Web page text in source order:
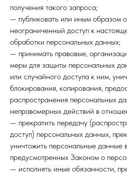
получения такого запроса;
— публиковать или иным образом
неограниченный доступ к
обработки персональных данных;
— принимать правовые,
меры для защиты персональных
или случайного доступа к ним,
блокирования, копирования,
распространения персональных
неправомерных действий в
— прекратить передачу
доступ) персональных данных,
уничтожить персональные данные
предусмотренных Законом о
— исполнять иные обязанности,